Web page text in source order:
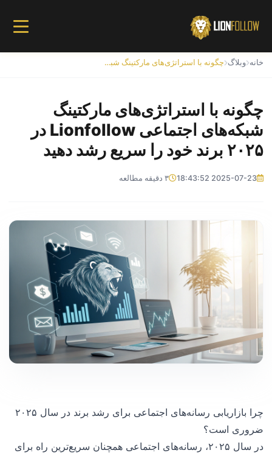
خانه وبلاگ چگونه با استراتژی‌های مارکتینگ شبکه‌های اجتماعی Lionfollow در ۲۰۲۵ برند خود را سریع رشد دهید
چگونه با استراتژی‌های مارکتینگ
شبکه‌های اجتماعی Lionfollow در
۲۰۲۵ برند خود را سریع رشد دهید
2025-07-23 18:43:52 ۳ دقیقه مطالعه
چرا بازاریابی رسانه‌های اجتماعی برای رشد برند در سال ۲۰۲۵
ضروری است؟
در سال ۲۰۲۵، رسانه‌های اجتماعی همچنان سریع‌ترین راه برای